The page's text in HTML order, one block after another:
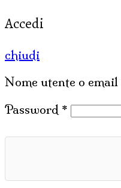
Accedi
chiudi
Nome utente o email
Password *